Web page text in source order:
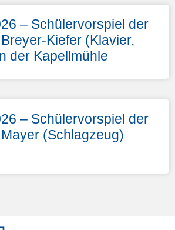
– Schülervorspiel der
Kiefer (Klavier,
der Kapellmühle
– Schülervorspiel der
(Schlagzeug)